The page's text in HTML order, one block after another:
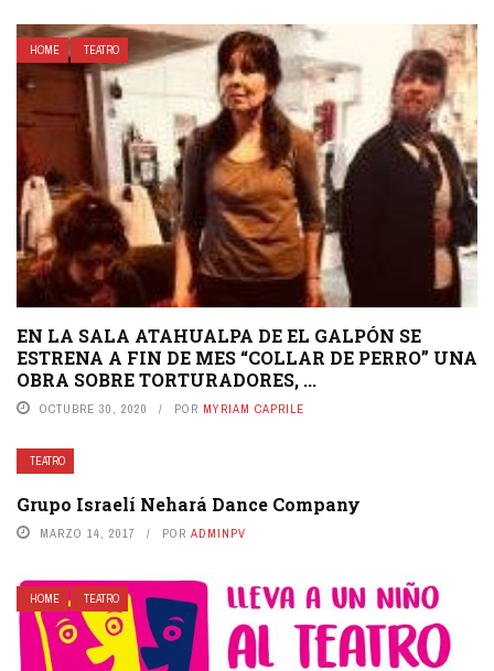
HOME TEATRO
EN LA SALA ATAHUALPA DE EL GALPÓN SE
ESTRENA A FIN DE MES “COLLAR DE PERRO” UNA
OBRA SOBRE TORTURADORES, ...
OCTUBRE 30, 2020 POR MYRIAM CAPRILE
TEATRO
Grupo Israelí Nehará Dance Company
MARZO 14, 2017 POR ADMINPV
HOME TEATRO